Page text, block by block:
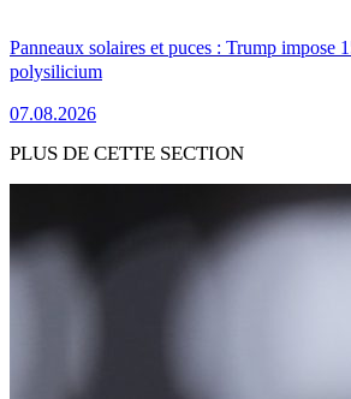
Panneaux solaires et puces : Trump impose
polysilicium
07.08.2026
PLUS DE CETTE SECTION